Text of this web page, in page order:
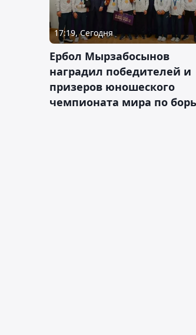
17:19, Сегодня
Ербол Мырзабосынов
наградил победителей и
призеров юношеского
чемпионата мира по